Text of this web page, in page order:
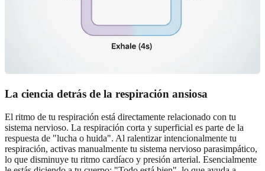
La ciencia detrás de la respiración ansiosa
El ritmo de tu respiración está directamente relacionado con tu
sistema nervioso. La respiración corta y superficial es parte de la
respuesta de "lucha o huida". Al ralentizar intencionalmente tu
respiración, activas manualmente tu sistema nervioso parasimpático,
lo que disminuye tu ritmo cardíaco y presión arterial. Esencialmente